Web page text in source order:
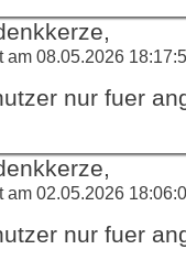
am 08.05.2026
nur fuer
am 02.05.2026
nur fuer